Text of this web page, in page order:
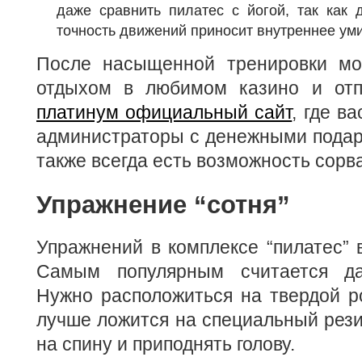
даже сравнить пилатес с йогой, так как
точность движений приносит внутреннее
После насыщенной тренировки
отдыхом в любимом казино и
платинум официальный сайт, где
администраторы с денежными
также всегда есть возможность
Упражнение “сотня”
Упражнений в комплексе “пилатес”
Самым популярным считается
Нужно расположиться на твердой
лучше ложится на специальный
на спину и приподнять голову.